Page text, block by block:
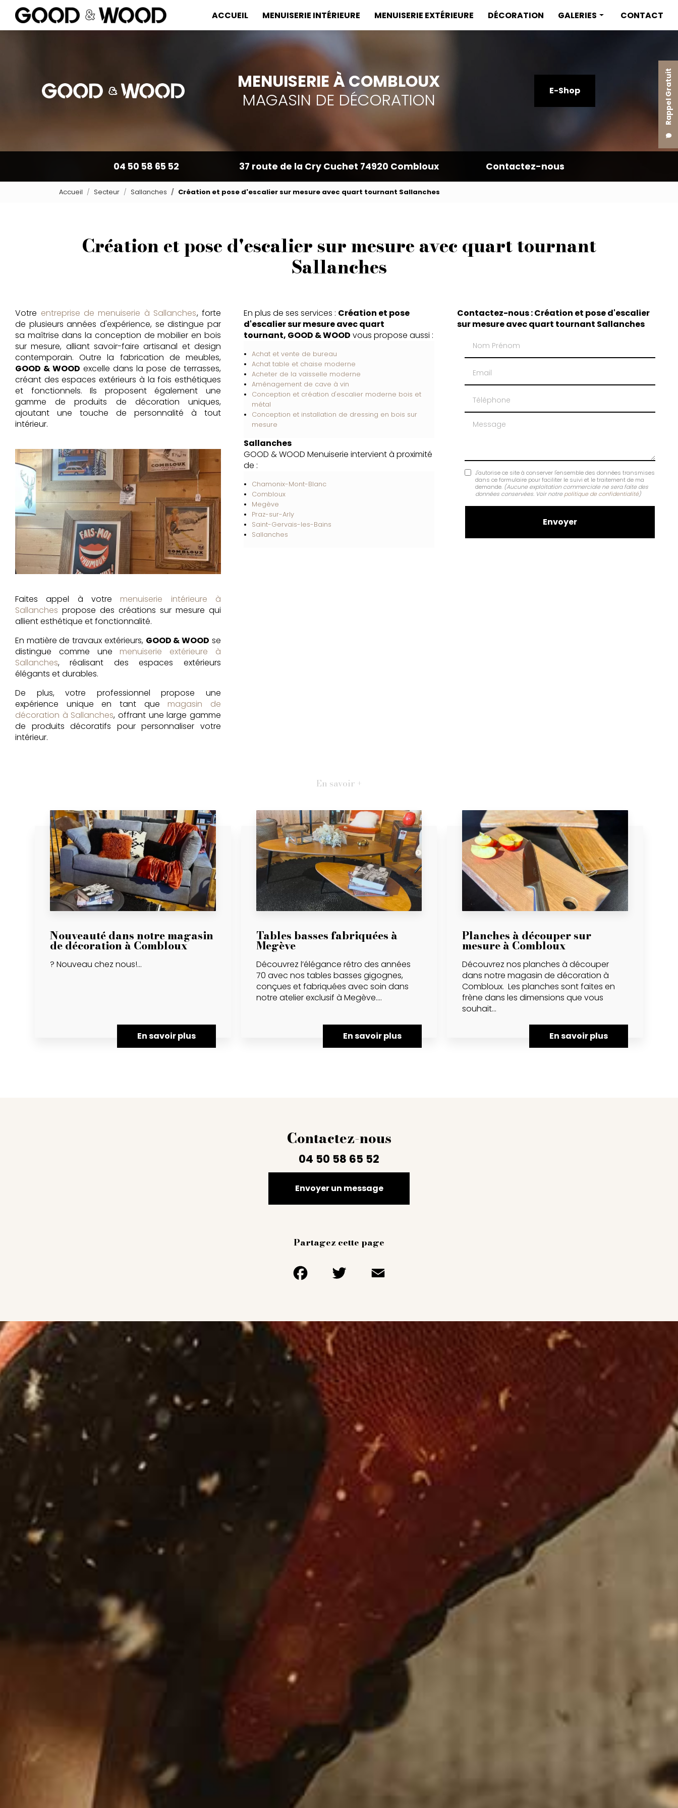
contenu
Rappel Gratuit
ACCUEIL
MENUISERIE INTÉRIEURE MENUISERIE EXTÉRIEURE DÉCORATION GALERIES
Décoration
CONTACT
MENUISERIE À COMBLOUX
MAGASIN DE DÉCORATION
E-Shop
04 50 58 65 52 37 route de la Cry Cuchet 74920 Combloux Contactez-nous
Accueil Secteur Sallanches Création et pose d'escalier sur mesure avec quart tournant Sallanches
Création et pose d'escalier sur mesure avec quart tournant
Sallanches
Votre entreprise de menuiserie à Sallanches, forte
de plusieurs années d'expérience, se distingue par
sa maîtrise dans la conception de mobilier en bois
sur mesure, alliant savoir-faire artisanal et design
contemporain. Outre la fabrication de meubles,
GOOD & WOOD excelle dans la pose de terrasses,
créant des espaces extérieurs à la fois esthétiques
et fonctionnels. Ils proposent également une
gamme de produits de décoration uniques,
ajoutant une touche de personnalité à tout
intérieur.
Faites appel à votre menuiserie intérieure à
Sallanches propose des créations sur mesure qui
allient esthétique et fonctionnalité.
En matière de travaux extérieurs, GOOD & WOOD se
distingue comme une menuiserie extérieure à
Sallanches, réalisant des espaces extérieurs
élégants et durables.
De plus, votre professionnel propose une
expérience unique en tant que magasin de
décoration à Sallanches, offrant une large gamme
de produits décoratifs pour personnaliser votre
intérieur.
En plus de ses services : Création et pose
d'escalier sur mesure avec quart
tournant, GOOD & WOOD vous propose aussi :
Achat et vente de bureau
Achat table et chaise moderne
Acheter de la vaisselle moderne
Aménagement de cave à vin
Conception et création d'escalier moderne bois et
métal
Conception et installation de dressing en bois sur
mesure
Sallanches
GOOD & WOOD Menuiserie intervient à proximité
de :
Chamonix-Mont-Blanc
Combloux
Megève
Praz-sur-Arly
Saint-Gervais-les-Bains
Sallanches
Contactez-nous : Création et pose d'escalier
sur mesure avec quart tournant Sallanches
Message
J'autorise ce site à conserver l'ensemble des données transmises
dans ce formulaire pour faciliter le suivi et le traitement de ma
demande. (Aucune exploitation commerciale ne sera faite des
données conservées. Voir notre politique de confidentialité)
En savoir +
Nouveauté dans notre magasin
de décoration à Combloux
? Nouveau chez nous!...
En savoir plus
Tables basses fabriquées à
Megève
Découvrez l’élégance rétro des années
70 avec nos tables basses gigognes,
conçues et fabriquées avec soin dans
notre atelier exclusif à Megève....
En savoir plus
Planches à découper sur
mesure à Combloux
Découvrez nos planches à découper
dans notre magasin de décoration à
Combloux. Les planches sont faites en
frène dans les dimensions que vous
souhait...
En savoir plus
Contactez-nous
04 50 58 65 52
Envoyer un message
Partagez cette page